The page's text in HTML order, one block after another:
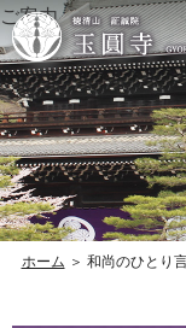
ご案内
ホーム ＞ 和尚のひと